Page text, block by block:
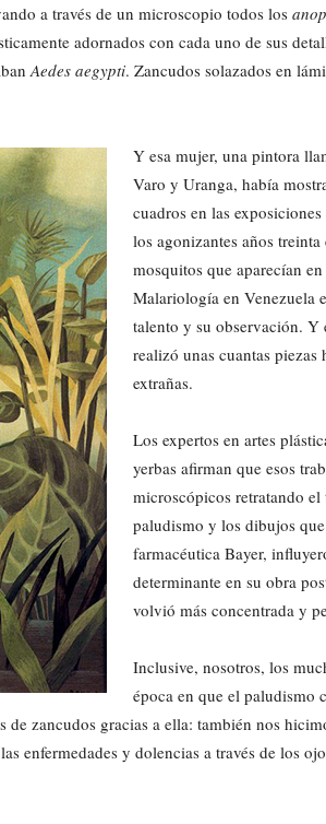
a través de un microscopio todos los
adornados con cada uno de sus
Aedes aegypti. Zancudos solazados en
Y esa mujer, una pintora
Varo y Uranga, había
cuadros en las
los agonizantes años treinta
mosquitos que aparecían
Malariología en Venezuela
talento y su observación. Y
realizó unas cuantas piezas
extrañas.
Los expertos en artes
yerbas afirman que esos
microscópicos retratando
paludismo y los dibujos
farmacéutica Bayer,
determinante en su obra
volvió más concentrada y
Inclusive, nosotros, los
época en que el paludismo
zancudos gracias a ella: también nos
enfermedades y dolencias a través de los